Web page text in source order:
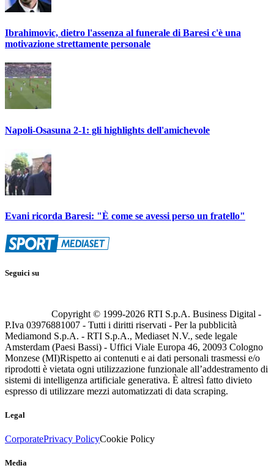
Ibrahimovic, dietro l'assenza al funerale di Baresi c'è una
motivazione strettamente personale
Napoli-Osasuna 2-1: gli highlights dell'amichevole
Evani ricorda Baresi: "È come se avessi perso un fratello"
Seguici su
Copyright © 1999-2026 RTI S.p.A. Business Digital -
P.Iva 03976881007 - Tutti i diritti riservati - Per la pubblicità
Mediamond S.p.A. - RTI S.p.A., Mediaset N.V., sede legale
Amsterdam (Paesi Bassi) - Uffici Viale Europa 46, 20093 Cologno
Monzese (MI)Rispetto ai contenuti e ai dati personali trasmessi e/o
riprodotti è vietata ogni utilizzazione funzionale all’addestramento di
sistemi di intelligenza artificiale generativa. È altresì fatto divieto
espresso di utilizzare mezzi automatizzati di data scraping.
Legal
CorporatePrivacy PolicyCookie Policy
Media